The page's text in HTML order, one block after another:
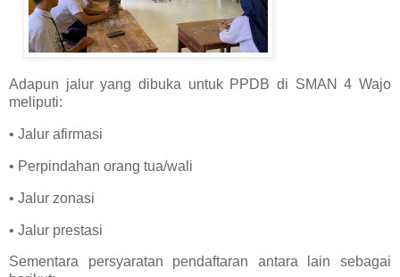
Adapun jalur yang dibuka untuk PPDB di SMAN 4 Wajo
meliputi:
• Jalur afirmasi
• Perpindahan orang tua/wali
• Jalur zonasi
• Jalur prestasi
Sementara persyaratan pendaftaran antara lain sebagai